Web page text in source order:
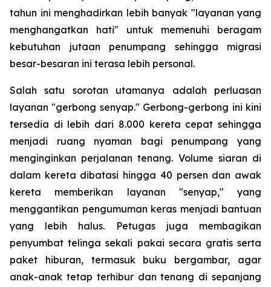
tahun ini menghadirkan lebih banyak "layanan yang
menghangatkan hati" untuk memenuhi beragam
kebutuhan jutaan penumpang sehingga migrasi
besar-besaran ini terasa lebih personal.
Salah satu sorotan utamanya adalah perluasan
layanan "gerbong senyap." Gerbong-gerbong ini kini
tersedia di lebih dari 8.000 kereta cepat sehingga
menjadi ruang nyaman bagi penumpang yang
menginginkan perjalanan tenang. Volume siaran di
dalam kereta dibatasi hingga 40 persen dan awak
kereta memberikan layanan "senyap," yang
menggantikan pengumuman keras menjadi bantuan
yang lebih halus. Petugas juga membagikan
penyumbat telinga sekali pakai secara gratis serta
paket hiburan, termasuk buku bergambar, agar
anak-anak tetap terhibur dan tenang di sepanjang